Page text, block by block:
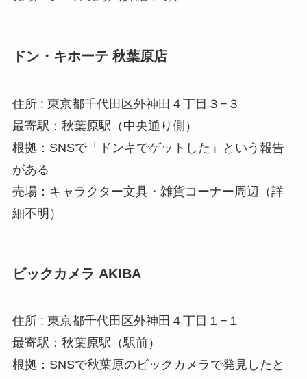
ドン・キホーテ 秋葉原店
住所 : 東京都千代田区外神田４丁目３−３
最寄駅：秋葉原駅（中央通り側）
根拠：SNSで「ドンキでゲットした」という報告
がある
売場：キャラクター文具・雑貨コーナー周辺（詳
細不明）
ビックカメラ AKIBA
住所 : 東京都千代田区外神田４丁目１−１
最寄駅：秋葉原駅（駅前）
根拠：SNSで秋葉原のビックカメラで発見したと